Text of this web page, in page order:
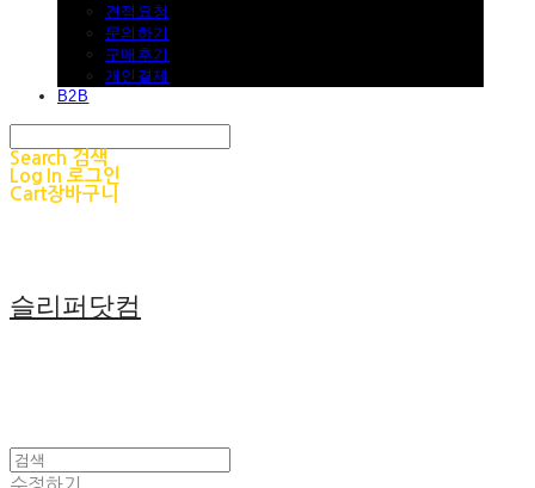
견적요청
문의하기
구매후기
개인결제
B2B
Search 검색
Log In 로그인
Cart장바구니
슬리퍼닷컴